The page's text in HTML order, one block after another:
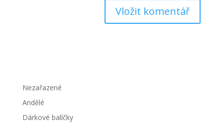
Nezařazené
Andělé
Dárkové balíčky